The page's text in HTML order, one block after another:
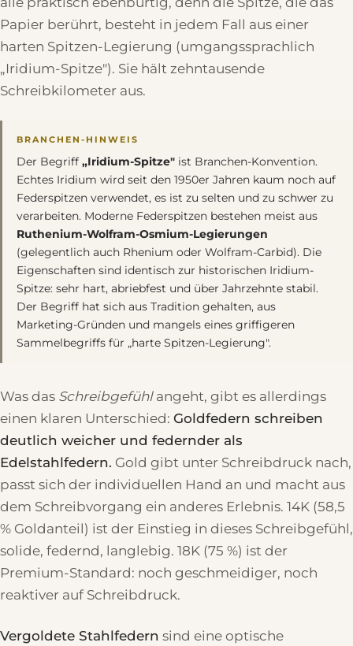
Papier berührt, besteht in jedem Fall aus einer
harten Spitzen-Legierung (umgangssprachlich
„Iridium-Spitze"). Sie hält zehntausende
Schreibkilometer aus.
BRANCHEN-HINWEIS
Der Begriff „Iridium-Spitze" ist Branchen-Konvention.
Echtes Iridium wird seit den 1950er Jahren kaum noch auf
Federspitzen verwendet, es ist zu selten und zu schwer zu
verarbeiten. Moderne Federspitzen bestehen meist aus
Ruthenium-Wolfram-Osmium-Legierungen
(gelegentlich auch Rhenium oder Wolfram-Carbid). Die
Eigenschaften sind identisch zur historischen Iridium-
Spitze: sehr hart, abriebfest und über Jahrzehnte stabil.
Der Begriff hat sich aus Tradition gehalten, aus
Marketing-Gründen und mangels eines griffigeren
Sammelbegriffs für „harte Spitzen-Legierung".
Was das Schreibgefühlangeht, gibt es allerdings
einen klaren Unterschied: Goldfedern schreiben
deutlich weicher und federnder als
Edelstahlfedern. Gold gibt unter Schreibdruck nach,
passt sich der individuellen Hand an und macht aus
dem Schreibvorgang ein anderes Erlebnis. 14K (58,5
% Goldanteil) ist der Einstieg in dieses Schreibgefühl,
solide, federnd, langlebig. 18K (75 %) ist der
Premium-Standard: noch geschmeidiger, noch
reaktiver auf Schreibdruck.
Vergoldete Stahlfedern sind eine optische